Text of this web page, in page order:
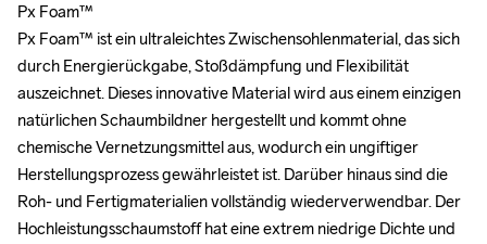
Px Foam™
Px Foam™ ist ein ultraleichtes Zwischensohlenmaterial, das sich
durch Energierückgabe, Stoßdämpfung und Flexibilität
auszeichnet. Dieses innovative Material wird aus einem einzigen
natürlichen Schaumbildner hergestellt und kommt ohne
chemische Vernetzungsmittel aus, wodurch ein ungiftiger
Herstellungsprozess gewährleistet ist. Darüber hinaus sind die
Roh- und Fertigmaterialien vollständig wiederverwendbar. Der
Hochleistungsschaumstoff hat eine extrem niedrige Dichte und
Px Foam™
Px Foam™ ist ein ultraleichtes Zwischensohlenmaterial, das sich
durch Energierückgabe, Stoßdämpfung und Flexibilität
auszeichnet. Dieses innovative Material wird aus einem einzigen
natürlichen Schaumbildner hergestellt und kommt ohne
chemische Vernetzungsmittel aus, wodurch ein ungiftiger
Herstellungsprozess gewährleistet ist. Darüber hinaus sind die
Roh- und Fertigmaterialien vollständig wiederverwendbar. Der
Hochleistungsschaumstoff hat eine extrem niedrige Dichte und